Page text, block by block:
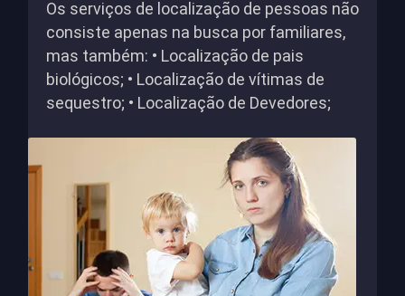
Os serviços de localização de pessoas não
consiste apenas na busca por familiares,
mas também: • Localização de pais
biológicos; • Localização de vítimas de
sequestro; • Localização de Devedores;